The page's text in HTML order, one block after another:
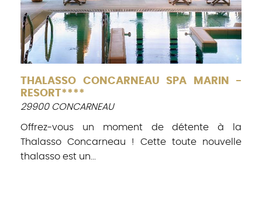
THALASSO CONCARNEAU SPA MARIN -
RESORT****
29900 CONCARNEAU
Offrez-vous un moment de détente à la
Thalasso Concarneau ! Cette toute nouvelle
thalasso est un...